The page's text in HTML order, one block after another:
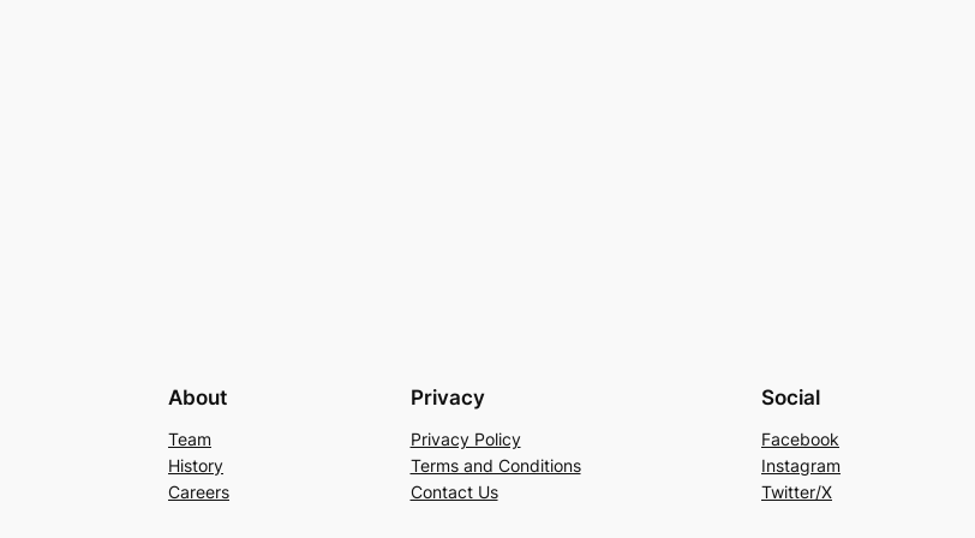
About
Team
History
Careers
Privacy
Privacy Policy
Terms and Conditions
Contact Us
Social
Facebook
Instagram
Twitter/X